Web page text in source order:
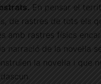
En pensar el
de rastres de tots els
amb rastres físics
narració de la novel·la
la novel·la i que